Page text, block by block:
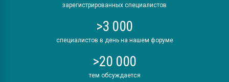
зарегистрированных специалистов
>3 000
специалистов в день на нашем форуме
>20 000
тем обсуждается